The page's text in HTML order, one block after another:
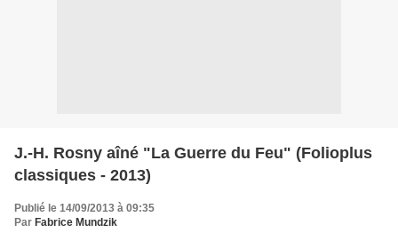
J.-H. Rosny aîné "La Guerre du Feu" (Folioplus
classiques - 2013)
Publié le 14/09/2013 à 09:35
Par Fabrice Mundzik